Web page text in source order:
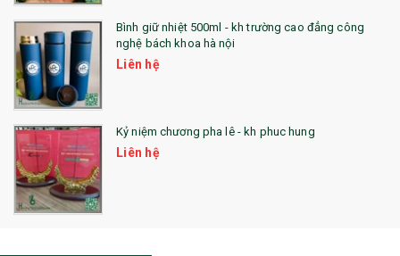
Bình giữ nhiệt 500ml - kh trường cao đẳng công
nghệ bách khoa hà nội
Liên hệ
Kỷ niệm chương pha lê - kh phuc hung
Liên hệ